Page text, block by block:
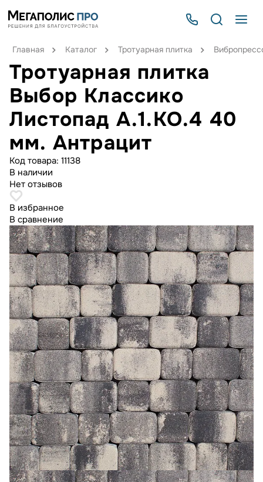
Главная Каталог Тротуарная плитка
Тротуарная плитка
Выбор Классико
Листопад А.1.КО.4 40
мм. Антрацит
Код товара: 11138
В наличии
Нет отзывов
В избранное
В сравнение